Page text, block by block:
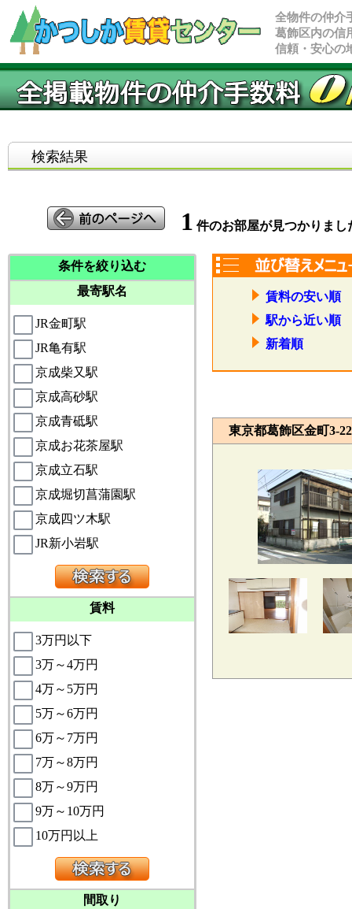
全物件の仲介
葛飾区内の信
信頼・安心の
検索結果
1 件のお部屋が見つかりまし
条件を絞り込む
最寄駅名
JR金町駅
JR亀有駅
京成柴又駅
京成高砂駅
京成青砥駅
京成お花茶屋駅
京成立石駅
京成堀切菖蒲園駅
京成四ツ木駅
JR新小岩駅
賃料
3万円以下
3万～4万円
4万～5万円
5万～6万円
6万～7万円
7万～8万円
8万～9万円
9万～10万円
10万円以上
間取り
賃料の安い順
駅から近い順
新着順
東京都葛飾区金町3-